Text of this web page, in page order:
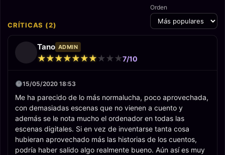
CRÍTICAS (2)
Orden
Tano ADMIN
★
★★
★★
★★
★★
★★
★★
★★
★★
★★
★7/10
15/05/2020 18:53
Me ha parecido de lo más normalucha, poco aprovechada,
con demasiadas escenas que no vienen a cuento y
además se le nota mucho el ordenador en todas las
escenas digitales. Si en vez de inventarse tanta cosa
hubieran aprovechado más las historias de los cuentos,
podría haber salido algo realmente bueno. Aún así es muy